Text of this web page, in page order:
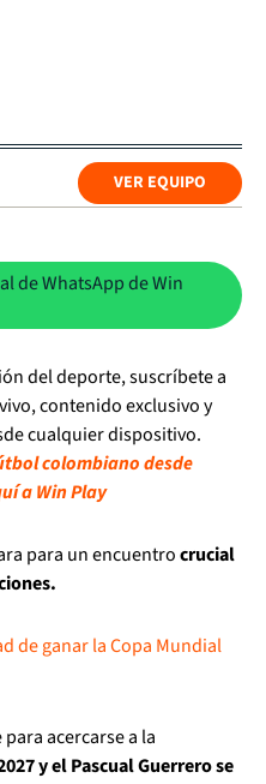
VER EQUIPO
de WhatsApp de Win
del deporte, suscríbete a
contenido exclusivo y
cualquier dispositivo.
colombiano desde
a Win Play
para un encuentrocrucial
de ganar la Copa Mundial
acercarse a la
y el Pascual Guerrero se